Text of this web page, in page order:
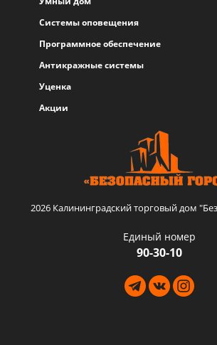
Системы оповещения
Программное обеспечение
Антикражные системы
Уценка
Акции
2026 Калининградский торговый дом
Единый номер
90-30-10